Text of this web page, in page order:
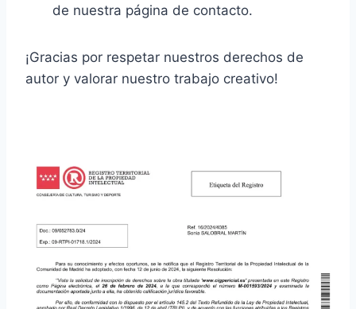
de nuestra página de contacto.
¡Gracias por respetar nuestros derechos de
autor y valorar nuestro trabajo creativo!